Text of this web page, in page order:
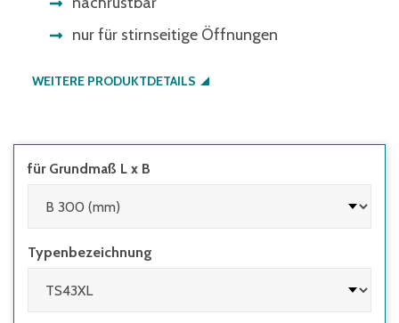
nur für stirnseitige Öffnungen
WEITERE PRODUKTDETAILS
für Grundmaß L x B
Typenbezeichnung